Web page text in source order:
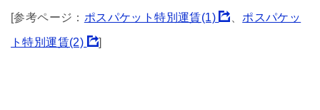
[参考ページ： ポスパケット特別運賃(1) ポスパケッ
ト特別運賃(2) ]